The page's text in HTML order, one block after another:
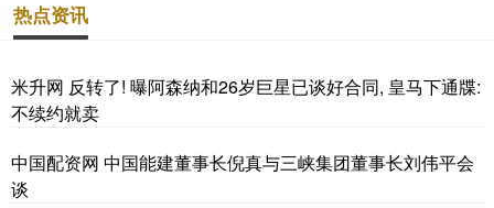
热点资讯
米升网 反转了! 曝阿森纳和26岁巨星已谈好合同, 皇马下通牒:
不续约就卖
中国配资网 中国能建董事长倪真与三峡集团董事长刘伟平会
谈